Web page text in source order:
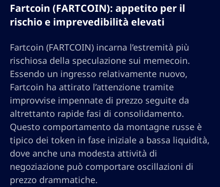
Fartcoin (FARTCOIN): appetito per il
rischio e imprevedibilità elevati
Fartcoin (FARTCOIN) incarna l’estremità più
rischiosa della speculazione sui memecoin.
Essendo un ingresso relativamente nuovo,
Fartcoin ha attirato l’attenzione tramite
improvvise impennate di prezzo seguite da
altrettanto rapide fasi di consolidamento.
Questo comportamento da montagne russe è
tipico dei token in fase iniziale a bassa liquidità,
dove anche una modesta attività di
negoziazione può comportare oscillazioni di
prezzo drammatiche.